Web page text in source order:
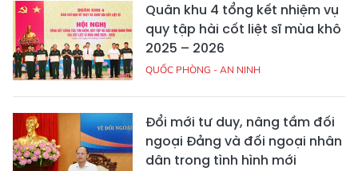
Quân khu 4 tổng kết nhiệm vụ
quy tập hài cốt liệt sĩ mùa khô
2025 – 2026
QUỐC PHÒNG - AN NINH
Đổi mới tư duy, nâng tầm đối
ngoại Đảng và đối ngoại nhân
dân trong tình hình mới